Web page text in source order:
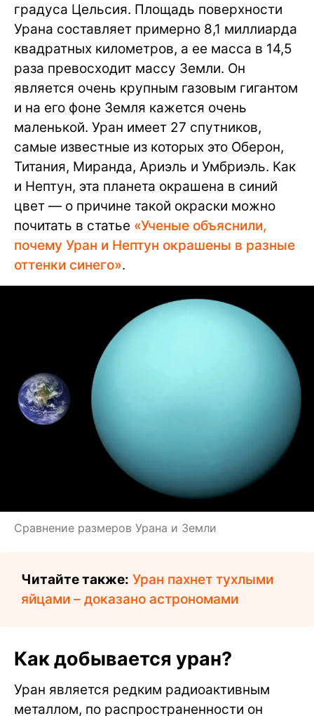
градуса Цельсия. Площадь поверхности
Урана составляет примерно 8,1 миллиарда
квадратных километров, а ее масса в 14,5
раза превосходит массу Земли. Он
является очень крупным газовым гигантом
и на его фоне Земля кажется очень
маленькой. Уран имеет 27 спутников,
самые известные из которых это Оберон,
Титания, Миранда, Ариэль и Умбриэль. Как
и Нептун, эта планета окрашена в синий
цвет — о причине такой окраски можно
почитать в статье «Ученые объяснили,
почему Уран и Нептун окрашены в разные
оттенки синего».
Сравнение размеров Урана и Земли
Читайте также: Уран пахнет тухлыми
яйцами – доказано астрономами
Как добывается уран?
Уран является редким радиоактивным
металлом, по распространенности он